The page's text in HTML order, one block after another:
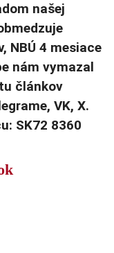
našej
NBÚ 4 mesiace
nám vymazal
článkov
VK, X.
SK72 8360